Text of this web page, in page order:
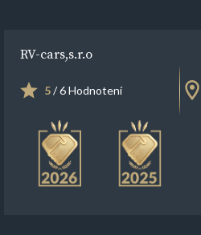
RV-cars,s.r.o
5/ 6 Hodnotení